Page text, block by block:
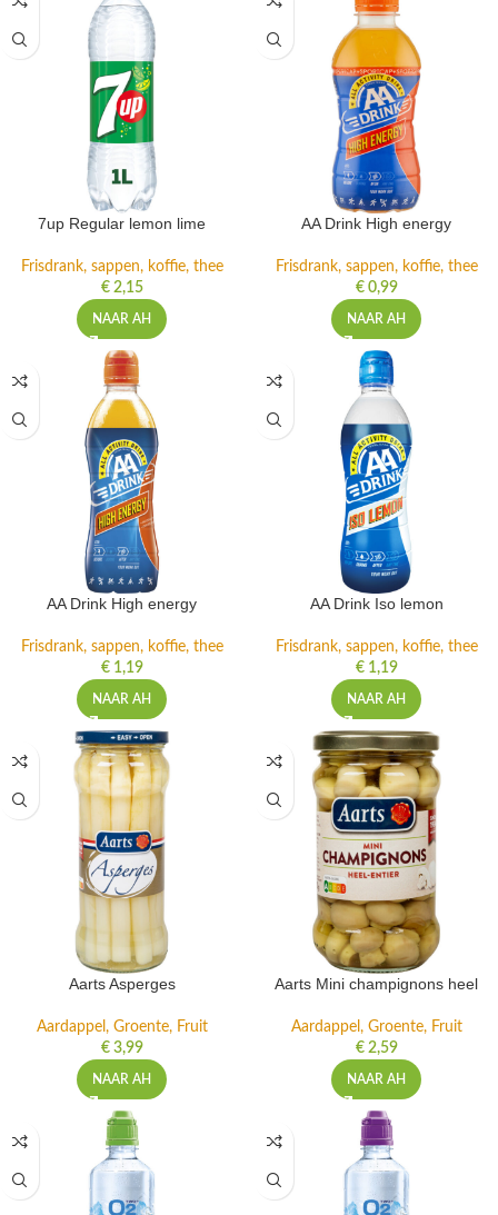
7up Regular lemon lime
Frisdrank, sappen, koffie, thee
€2,15
NAAR AH
AA Drink High energy
Frisdrank, sappen, koffie, thee
€0,99
NAAR AH
AA Drink High energy
Frisdrank, sappen, koffie, thee
€1,19
NAAR AH
AA Drink Iso lemon
Frisdrank, sappen, koffie, thee
€1,19
NAAR AH
Aarts Asperges
Aardappel, Groente, Fruit
€3,99
NAAR AH
Aarts Mini champignons heel
Aardappel, Groente, Fruit
€2,59
NAAR AH